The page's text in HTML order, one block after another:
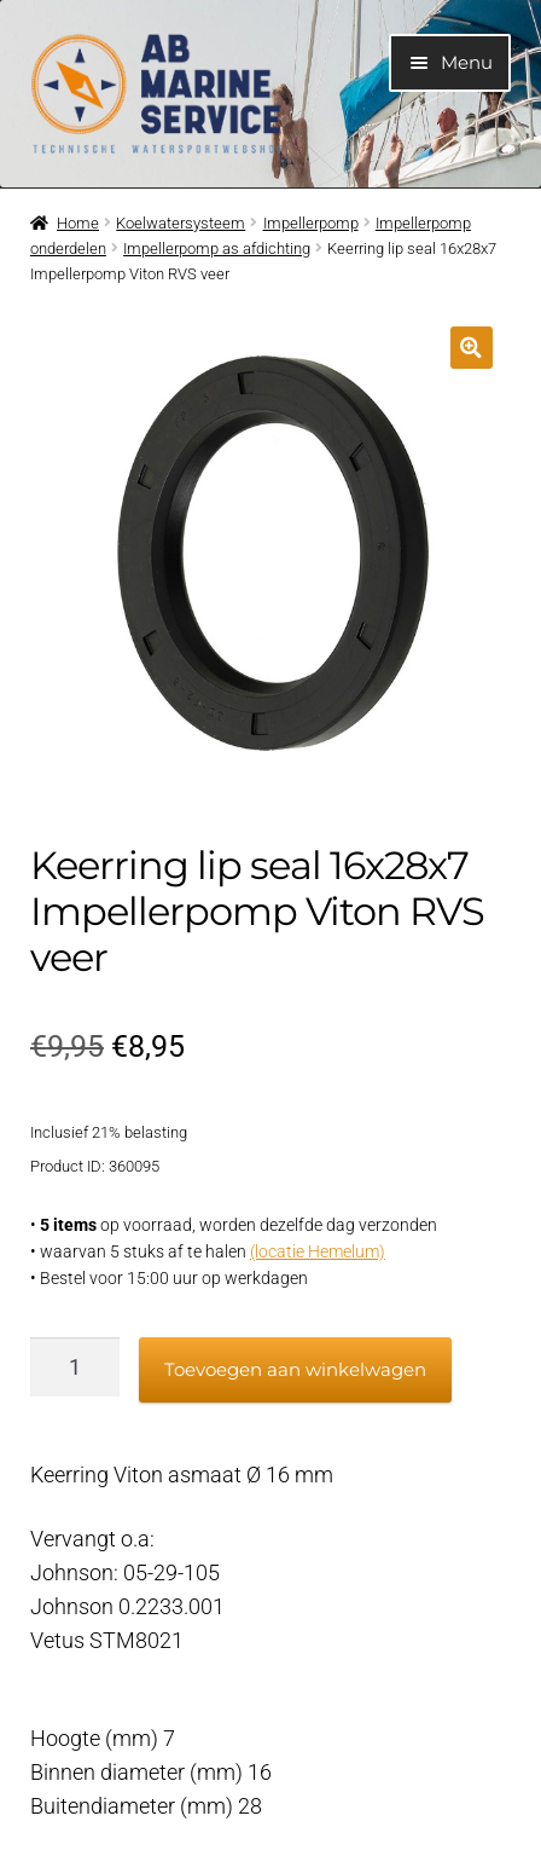
Ga
door
naar
navigatie
Ga
naar
de
inhoud
Menu
Home
Motoren
Submenu
Submenu
Koelwatersysteem
Contact
Techniek Blog
Nederlands
Home Koelwatersysteem Impellerpomp
Impellerpomp
onderdelen
Impellerpomp as afdichting
Keerring lip seal 16x28x7
Impellerpomp Viton RVS veer
Keerring lip seal 16x28x7
Impellerpomp Viton RVS
veer
€9,95 Oorspronkelijke
was:
€8,95Huidige
is:
Inclusief 21% belasting
Product ID: 360095
• 5 itemsop voorraad, worden dezelfde dag verzonden
• waarvan 5 stuks af te halen (locatie Hemelum)
• Bestel voor 15:00 uur op werkdagen
Impellerpomp
RVS
veer
aantal
Toevoegen aan winkelwagen
Keerring Viton asmaat Ø 16 mm
Vervangt o.a:
Johnson: 05-29-105
Johnson 0.2233.001
Vetus STM8021
Hoogte (mm) 7
Binnen diameter (mm) 16
Buitendiameter (mm) 28